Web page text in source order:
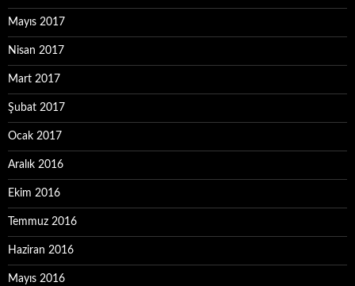
Mayıs 2017
Nisan 2017
Mart 2017
Şubat 2017
Ocak 2017
Aralık 2016
Ekim 2016
Temmuz 2016
Haziran 2016
Mayıs 2016